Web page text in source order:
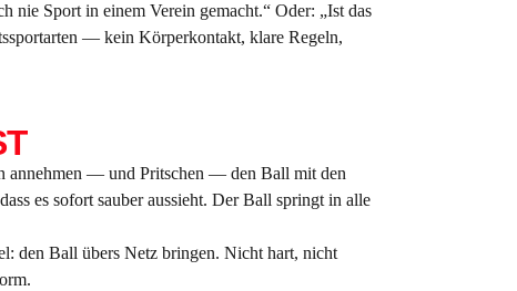
nie Sport in einem Verein gemacht.“ Oder: „Ist das
— kein Körperkontakt, klare Regeln,
annehmen — und Pritschen — den Ball mit den
es sofort sauber aussieht. Der Ball springt in alle
den Ball übers Netz bringen. Nicht hart, nicht